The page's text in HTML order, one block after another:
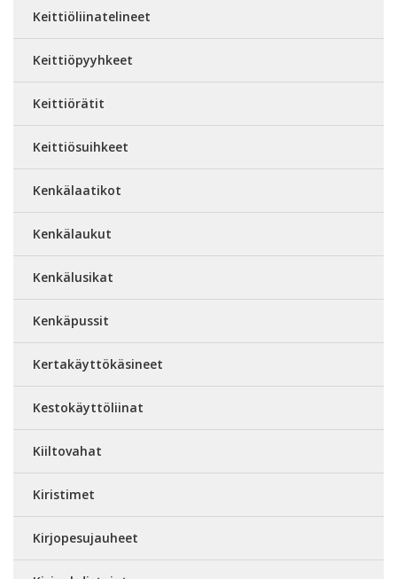
Keittiöliinatelineet
Keittiöpyyhkeet
Keittiörätit
Keittiösuihkeet
Kenkälaatikot
Kenkälaukut
Kenkälusikat
Kenkäpussit
Kertakäyttökäsineet
Kestokäyttöliinat
Kiiltovahat
Kiristimet
Kirjopesujauheet